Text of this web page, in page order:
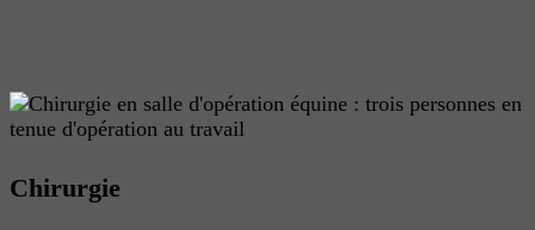
Chirurgie